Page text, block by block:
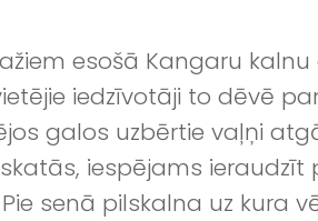
esošā Kangaru
iedzīvotāji to dēvē
galos uzbērtie vaļņi
iespējams
senā pilskalna uz kura